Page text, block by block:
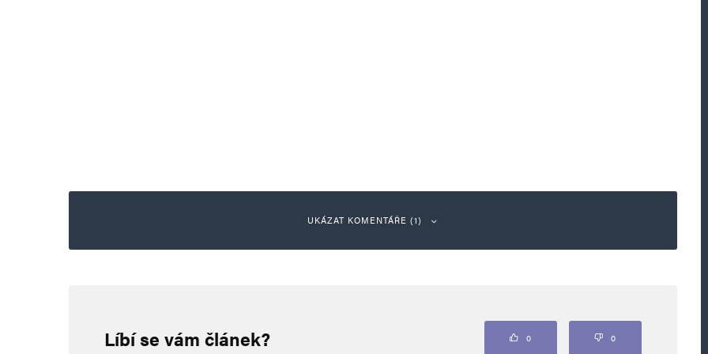
UKÁZAT KOMENTÁŘE (1)
Líbí se vám článek? 0 0